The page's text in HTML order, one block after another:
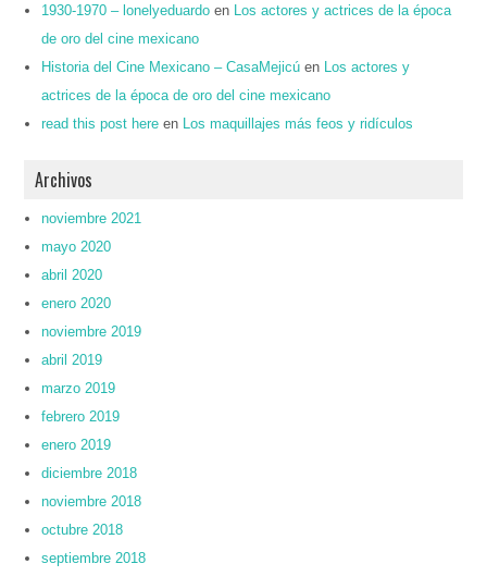
1930-1970 – lonelyeduardo en
Los actores y actrices de la época
de oro del cine mexicano
Historia del Cine Mexicano – CasaMejicú en
Los actores y
actrices de la época de oro del cine mexicano
read this post here en Los maquillajes más feos y ridículos
Archivos
noviembre 2021
mayo 2020
abril 2020
enero 2020
noviembre 2019
abril 2019
marzo 2019
febrero 2019
enero 2019
diciembre 2018
noviembre 2018
octubre 2018
septiembre 2018